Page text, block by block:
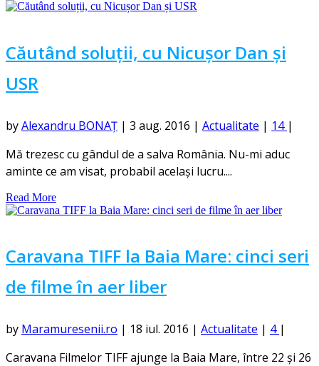
Căutând soluții, cu Nicușor Dan și
USR
byAlexandru BONAȚ | 3 aug. 2016 | Actualitate | 14 |
Mă trezesc cu gândul de a salva România. Nu-mi aduc
aminte ce am visat, probabil același lucru....
Read More
Caravana TIFF la Baia Mare: cinci seri
de filme în aer liber
by Maramuresenii.ro | 18 iul. 2016 | Actualitate | 4 |
Caravana Filmelor TIFF ajunge la Baia Mare, între 22 și 26